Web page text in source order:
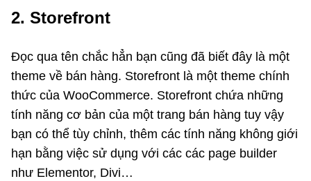
2. Storefront
Đọc qua tên chắc hẳn bạn cũng đã biết đây là một
theme về bán hàng. Storefront là một theme chính
thức của WooCommerce. Storefront chứa những
tính năng cơ bản của một trang bán hàng tuy vậy
bạn có thể tùy chỉnh, thêm các tính năng không giới
hạn bằng việc sử dụng với các các page builder
như Elementor, Divi…